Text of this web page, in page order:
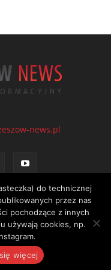
news.pl
Regulamin portalu
News. Wszystkie prawa
55 30
do technicznej
przez nas
pochodzące z innych
używają cookies, np.
więcej